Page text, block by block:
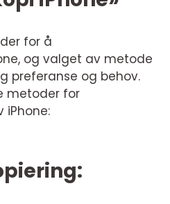
for å
og valget av metode
preferanse og behov.
metoder for
iPhone: